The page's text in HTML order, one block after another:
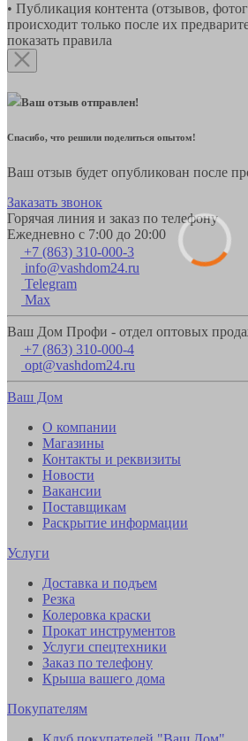
• Публикация контента (отзывов,
происходит только после их
показать правила
Ваш отзыв отправлен!
Спасибо, что решили поделиться опытом!
Ваш отзыв будет опубликован после
Заказать звонок
Горячая линия и заказ по телефону
Ежедневно с 7:00 до 20:00
+7 (863) 310-000-3
info@vashdom24.ru
Telegram
Max
Ваш Дом Профи - отдел оптовых
+7 (863) 310-000-4
opt@vashdom24.ru
Ваш Дом
О компании
Магазины
Контакты и реквизиты
Новости
Вакансии
Поставщикам
Раскрытие информации
Услуги
Доставка и подъем
Резка
Колеровка краски
Прокат инструментов
Услуги спецтехники
Заказ по телефону
Крыша вашего дома
Покупателям